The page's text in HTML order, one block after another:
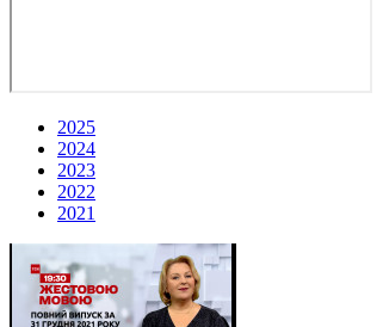
2025
2024
2023
2022
2021